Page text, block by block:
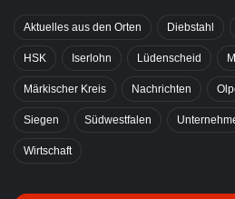
Aktuelles aus den Orten Diebstahl
HSK Iserlohn Lüdenscheid
Märkischer Kreis Nachrichten
Siegen Südwestfalen
Wirtschaft